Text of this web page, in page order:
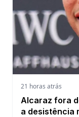
21 horas atrás
Alcaraz fora
a desistência